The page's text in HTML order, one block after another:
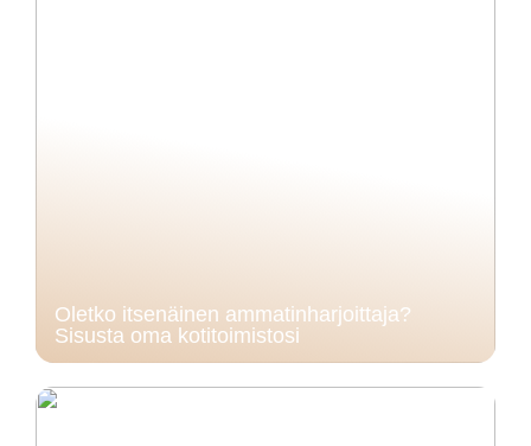
Oletko itsenäinen ammatinharjoittaja?
Sisusta oma kotitoimistosi